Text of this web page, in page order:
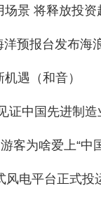
景 将释放投资
洋预报台发布海
遇（和音）
证中国先进制
客为啥爱上“中
风电平台正式投